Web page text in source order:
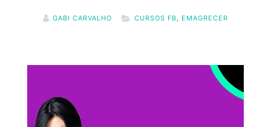
GABI CARVALHO CURSOS FB EMAGRECER